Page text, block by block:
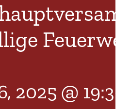
2025 @ 19:30